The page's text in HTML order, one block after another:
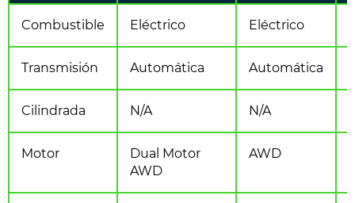
Combustible Eléctrico Eléctrico
Transmisión Automática Automática
Cilindrada N/A N/A
Motor
Dual Motor
AWD
AWD